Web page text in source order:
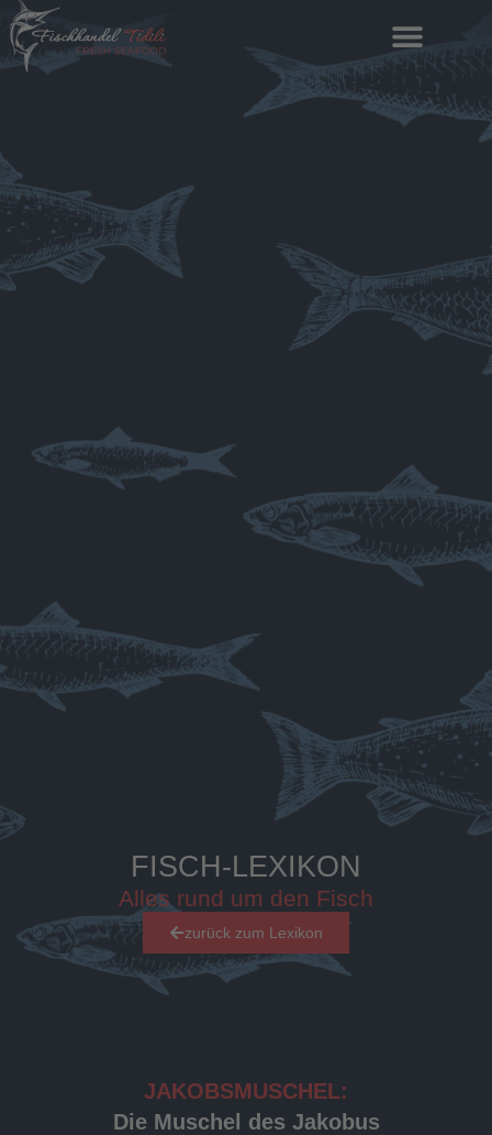
FISCH-LEXIKON
Alles rund um den Fisch
zurück zum Lexikon
JAKOBSMUSCHEL:
Die Muschel des Jakobus